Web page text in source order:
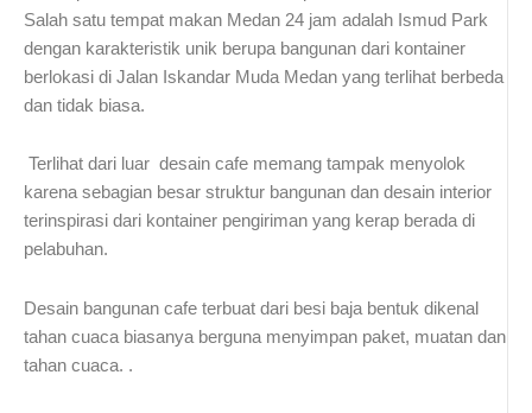
Salah satu tempat makan Medan 24 jam adalah Ismud Park
dengan karakteristik unik berupa bangunan dari kontainer
berlokasi di Jalan Iskandar Muda Medan yang terlihat berbeda
dan tidak biasa.
Terlihat dari luar desain cafe memang tampak menyolok
karena sebagian besar struktur bangunan dan desain interior
terinspirasi dari kontainer pengiriman yang kerap berada di
pelabuhan.
Desain bangunan cafe terbuat dari besi baja bentuk dikenal
tahan cuaca biasanya berguna menyimpan paket, muatan dan
tahan cuaca. .